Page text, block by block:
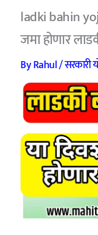
ladki bahin
जमा होणार
ByRahul/सरकारी